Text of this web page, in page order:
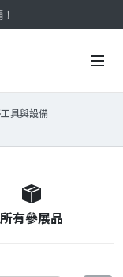
具與設備
所有參展品